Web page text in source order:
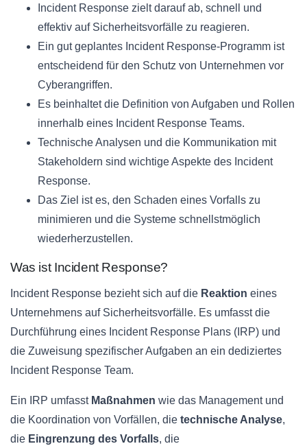
Incident Response zielt darauf ab, schnell und
effektiv auf Sicherheitsvorfälle zu reagieren.
Ein gut geplantes Incident Response-Programm ist
entscheidend für den Schutz von Unternehmen vor
Cyberangriffen.
Es beinhaltet die Definition von Aufgaben und Rollen
innerhalb eines Incident Response Teams.
Technische Analysen und die Kommunikation mit
Stakeholdern sind wichtige Aspekte des Incident
Response.
Das Ziel ist es, den Schaden eines Vorfalls zu
minimieren und die Systeme schnellstmöglich
wiederherzustellen.
Was ist Incident Response?
Incident Response bezieht sich auf die Reaktion eines
Unternehmens auf Sicherheitsvorfälle. Es umfasst die
Durchführung eines Incident Response Plans (IRP) und
die Zuweisung spezifischer Aufgaben an ein dediziertes
Incident Response Team.
Ein IRP umfasst Maßnahmen wie das Management und
die Koordination von Vorfällen, die technische Analyse,
die Eingrenzung des Vorfalls, die